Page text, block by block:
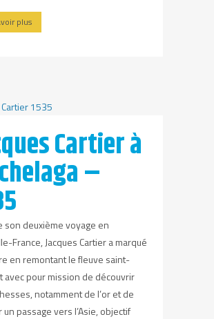
plus
Cartier à
–
son deuxième voyage en
France, Jacques Cartier a marqué
en remontant le fleuve saint-
avec pour mission de découvrir
notamment de l’or et de
passage vers l’Asie, objectif